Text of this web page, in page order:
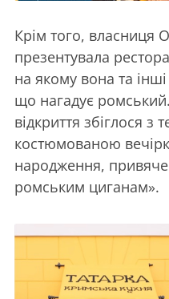
Крім того, власниця
презентувала
на якому вона та
що нагадує
відкриття збіглося з
костюмованою
народження,
ромським циганам».